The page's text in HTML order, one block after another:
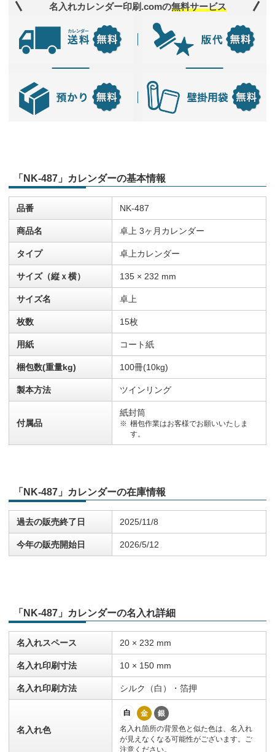
名入れカレンダー印刷.comの無料サービス
「NK-487」カレンダーの基本情報
品番 NK-487
商品名 卓上 3ヶ月カレンダー
タイプ 卓上カレンダー
サイズ（縦ｘ横） 135 × 232 mm
サイズ名 卓上
枚数 15枚
用紙 コート紙
梱包数(重量kg) 100冊(10kg)
製本方法 ツインリング
付属品
紙封筒
梱包作業はお客様でお願いいたしま
す。
「NK-487」カレンダーの在庫情報
過去の販売終了日 2025/11/8
今年の販売開始日 2026/5/12
「NK-487」カレンダーの名入れ詳細
名入れスペース 20 × 232 mm
名入れ印刷寸法 10 × 150 mm
名入れ印刷方法 シルク（白）・箔押
名入れ色
白 金
銀
名入れ箇所の背景色と似た色は、名入れ
が見えなくなる可能性がございます。ご
注意ください。